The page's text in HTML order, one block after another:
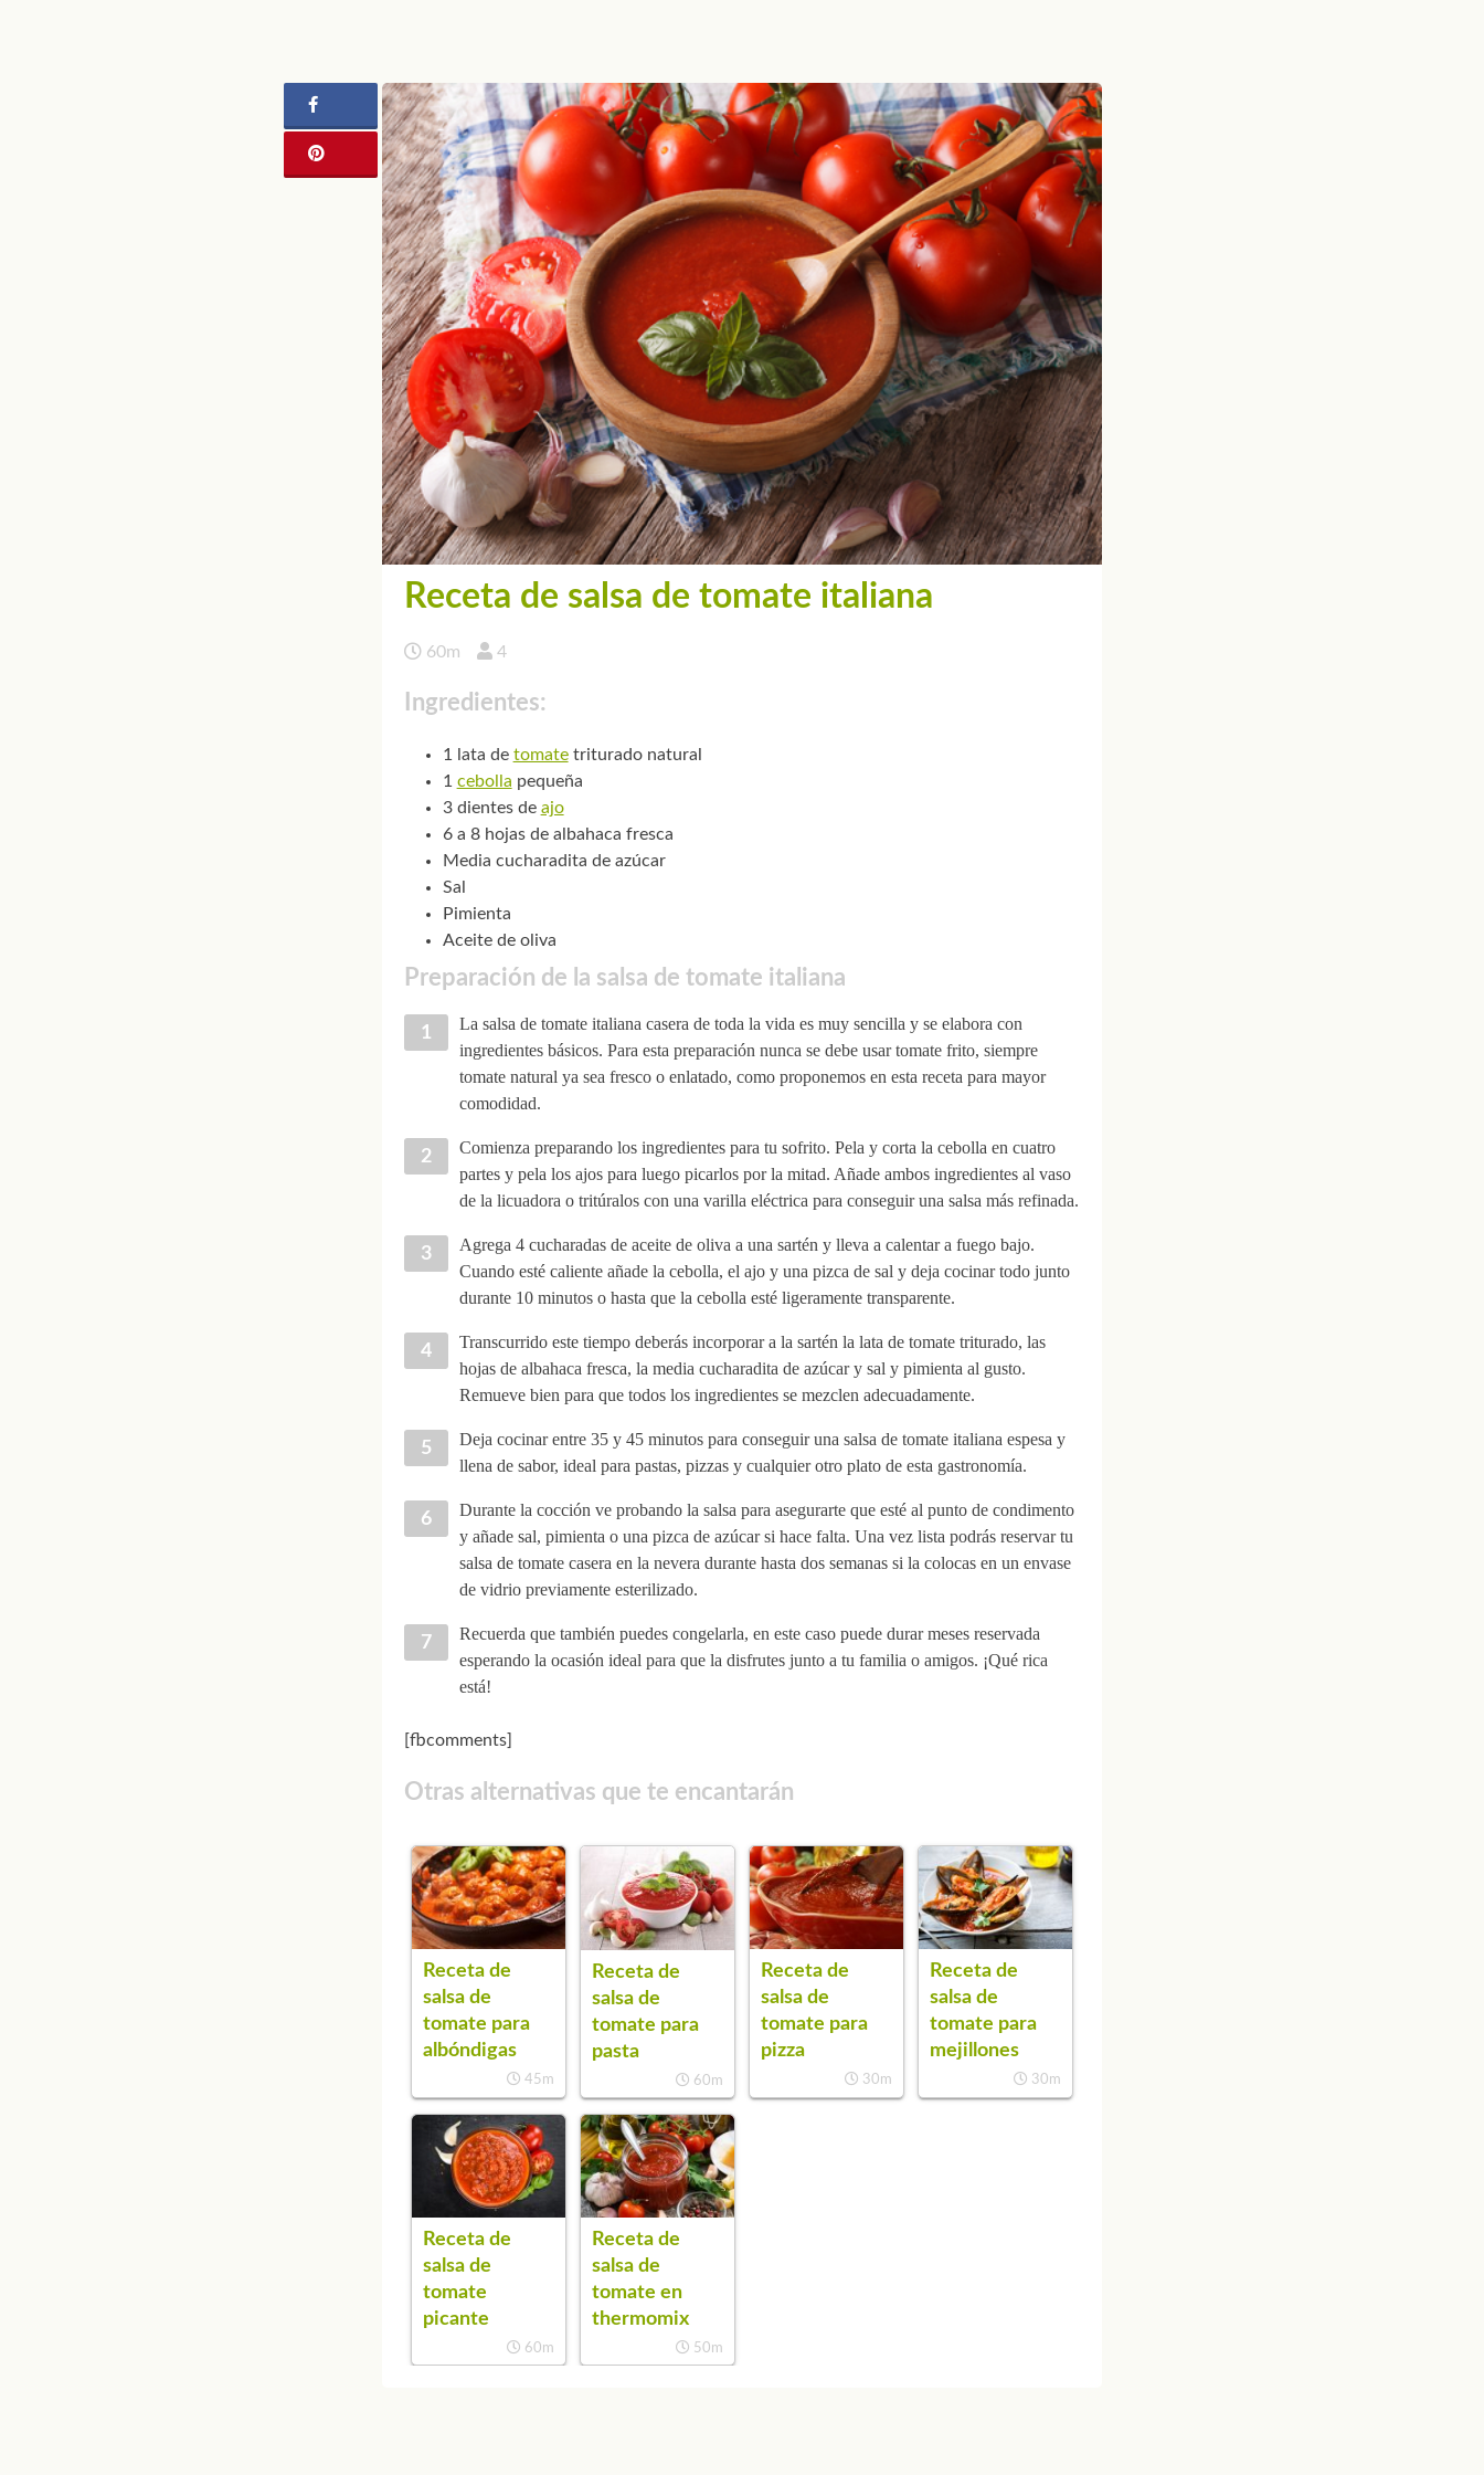
Receta de salsa de tomate italiana
60m 4
Ingredientes:
1 lata de tomatetriturado natural
1 cebolla pequeña
3 dientes de ajo
6 a 8 hojas de albahaca fresca
Media cucharadita de azúcar
Sal
Pimienta
Aceite de oliva
Preparación de la salsa de tomate italiana
La salsa de tomate italiana casera de toda la vida es muy sencilla y se elabora con
ingredientes básicos. Para esta preparación nunca se debe usar tomate frito, siempre
tomate natural ya sea fresco o enlatado, como proponemos en esta receta para mayor
comodidad.
Comienza preparando los ingredientes para tu sofrito. Pela y corta la cebolla en cuatro
partes y pela los ajos para luego picarlos por la mitad. Añade ambos ingredientes al vaso
de la licuadora o tritúralos con una varilla eléctrica para conseguir una salsa más refinada.
Agrega 4 cucharadas de aceite de oliva a una sartén y lleva a calentar a fuego bajo.
Cuando esté caliente añade la cebolla, el ajo y una pizca de sal y deja cocinar todo junto
durante 10 minutos o hasta que la cebolla esté ligeramente transparente.
Transcurrido este tiempo deberás incorporar a la sartén la lata de tomate triturado, las
hojas de albahaca fresca, la media cucharadita de azúcar y sal y pimienta al gusto.
Remueve bien para que todos los ingredientes se mezclen adecuadamente.
Deja cocinar entre 35 y 45 minutos para conseguir una salsa de tomate italiana espesa y
llena de sabor, ideal para pastas, pizzas y cualquier otro plato de esta gastronomía.
Durante la cocción ve probando la salsa para asegurarte que esté al punto de condimento
y añade sal, pimienta o una pizca de azúcar si hace falta. Una vez lista podrás reservar tu
salsa de tomate casera en la nevera durante hasta dos semanas si la colocas en un envase
de vidrio previamente esterilizado.
Recuerda que también puedes congelarla, en este caso puede durar meses reservada
esperando la ocasión ideal para que la disfrutes junto a tu familia o amigos. ¡Qué rica
está!
[fbcomments]
Otras alternativas que te encantarán
Receta de
salsa de
tomate para
albóndigas
45m
Receta de
salsa de
tomate para
pasta
60m
Receta de
salsa de
tomate para
pizza
30m
Receta de
salsa de
tomate para
mejillones
30m
Receta de
salsa de
tomate
picante
60m
Receta de
salsa de
tomate en
thermomix
50m